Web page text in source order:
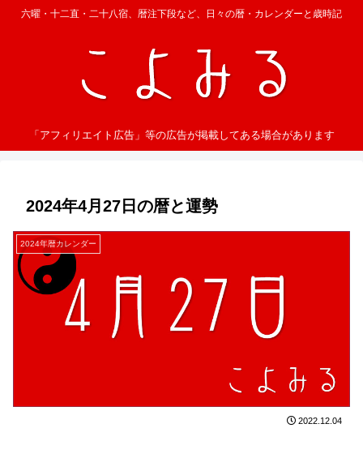
六曜・十二直・二十八宿、暦注下段など、日々の暦・カレンダーと歳時記
「アフィリエイト広告」等の広告が掲載してある場合があります
2024年4月27日の暦と運勢
2024年暦カレンダー
2022.12.04